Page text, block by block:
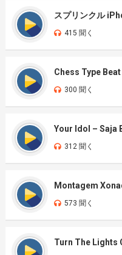
スプリンクル
415 聞く
Chess Type
300 聞く
312 聞く
Montagem
573 聞く
Turn The Lights